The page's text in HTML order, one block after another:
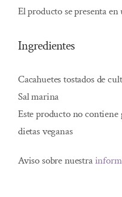
El producto se presenta
Ingredientes
Cacahuetes tostados de
Sal marina
Este producto no contiene
dietas veganas​
Aviso sobre nuestra